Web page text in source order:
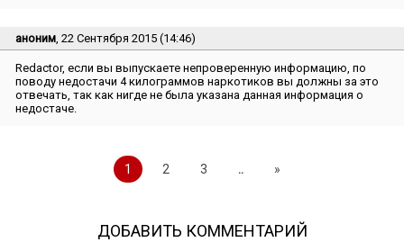
аноним, 22 Сентября 2015 (14:46)
Redactor, если вы выпускаете непроверенную информацию, по
поводу недостачи 4 килограммов наркотиков вы должны за это
отвечать, так как нигде не была указана данная информация о
недостаче.
1 2 3 .. »
ДОБАВИТЬ КОММЕНТАРИЙ